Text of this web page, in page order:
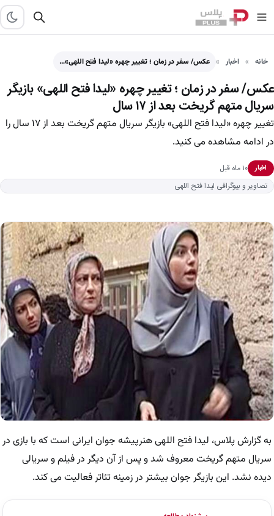
خانه اخبار عکس/ سفر در زمان ؛ تغییر چهره «لیدا فتح اللهی»…
عکس/ سفر در زمان ؛ تغییر چهره «لیدا فتح اللهی» بازیگر
سریال متهم گریخت بعد از ۱۷ سال
تغییر چهره «لیدا فتح اللهی» بازیگر سریال متهم گریخت بعد از ۱۷ سال را
در ادامه مشاهده می کنید.
اخبار
۱۰ ماه قبل
تصاویر و بیوگرافی لیدا فتح اللهی
به گزارش پلاس، لیدا فتح اللهی هنرپیشه جوان ایرانی است که با بازی در
سریال متهم گریخت معروف شد و پس از آن دیگر در فیلم و سریالی
دیده نشد. این بازیگر جوان بیشتر در زمینه تئاتر فعالیت می کند.